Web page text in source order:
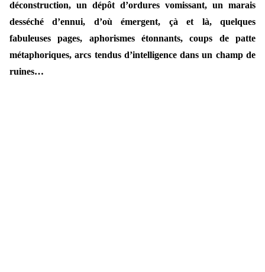
déconstruction, un dépôt d’ordures vomissant, un marais
desséché d’ennui, d’où émergent, çà et là, quelques
fabuleuses pages, aphorismes étonnants, coups de patte
métaphoriques, arcs tendus d’intelligence dans un champ de
ruines…